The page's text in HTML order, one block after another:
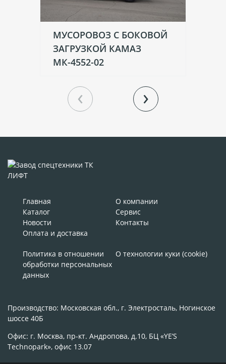
МУСОРОВОЗ С БОКОВОЙ
ЗАГРУЗКОЙ КАМАЗ
МК-4552-02
‹ ›
Главная
О компании
Каталог
Сервис
Новости
Контакты
Оплата и доставка
Политика в отношении
обработки персональных
данных
О технологии куки (cookie)
Производство: Московская обл., г. Электросталь, Ногинское
шоссе 40Б
Офис: г. Москва, пр-кт. Андропова, д.10, БЦ «YE’S
Technopark», офис 13.07